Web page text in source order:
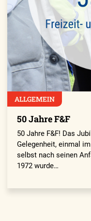
ALLGEMEIN
50 Jahre F&F
50 Jahre F&F! Das
Gelegenheit, einmal
selbst nach seinen
1972 wurde…